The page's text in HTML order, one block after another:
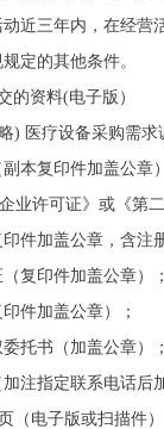
近三年内，在经营
定的其他条件。
的资料(电子版）
) 医疗设备采购需
本复印件加盖公章
业许可证》或《第
件加盖公章，含注
复印件加盖公章）；
件加盖公章）；
托书（加盖公章）；
注指定联系电话后
（电子版或扫描件）